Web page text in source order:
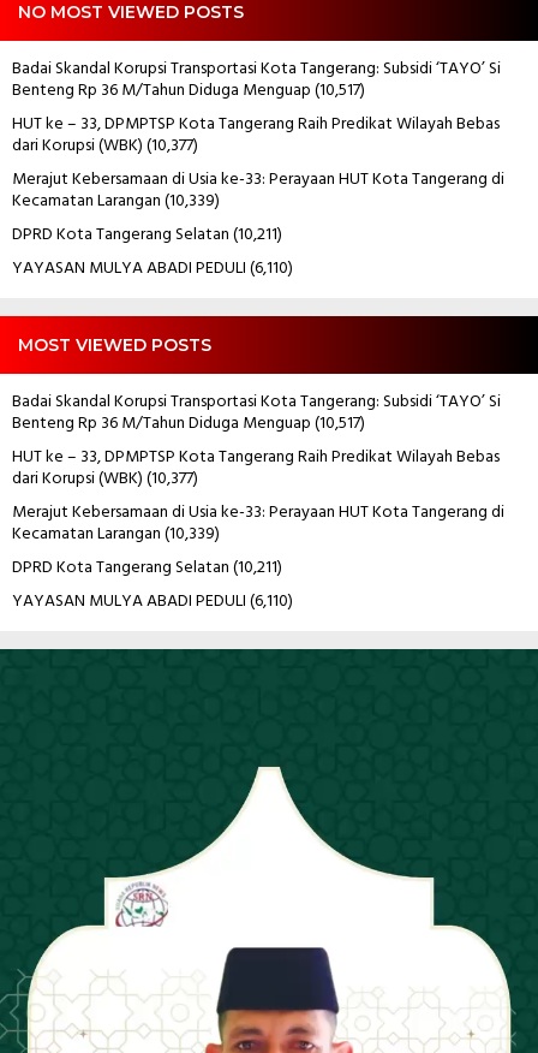
NO MOST VIEWED POSTS
Badai Skandal Korupsi Transportasi Kota Tangerang: Subsidi ‘TAYO’ Si
Benteng Rp 36 M/Tahun Diduga Menguap(10,517)
HUT ke – 33, DPMPTSP Kota Tangerang Raih Predikat Wilayah Bebas
dari Korupsi (WBK)(10,377)
Merajut Kebersamaan di Usia ke-33: Perayaan HUT Kota Tangerang di
Kecamatan Larangan(10,339)
DPRD Kota Tangerang Selatan(10,211)
YAYASAN MULYA ABADI PEDULI(6,110)
MOST VIEWED POSTS
Badai Skandal Korupsi Transportasi Kota Tangerang: Subsidi ‘TAYO’ Si
Benteng Rp 36 M/Tahun Diduga Menguap(10,517)
HUT ke – 33, DPMPTSP Kota Tangerang Raih Predikat Wilayah Bebas
dari Korupsi (WBK)(10,377)
Merajut Kebersamaan di Usia ke-33: Perayaan HUT Kota Tangerang di
Kecamatan Larangan(10,339)
DPRD Kota Tangerang Selatan(10,211)
YAYASAN MULYA ABADI PEDULI(6,110)
Pemutar